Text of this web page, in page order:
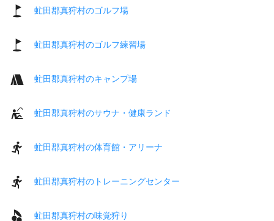
虻田郡真狩村のゴルフ場
虻田郡真狩村のゴルフ練習場
虻田郡真狩村のキャンプ場
虻田郡真狩村のサウナ・健康ランド
虻田郡真狩村の体育館・アリーナ
虻田郡真狩村のトレーニングセンター
虻田郡真狩村の味覚狩り